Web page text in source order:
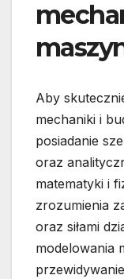
Aby
mechaniki i
posiadanie
oraz
matematyki i
zrozumienia
oraz siłami
modelowania